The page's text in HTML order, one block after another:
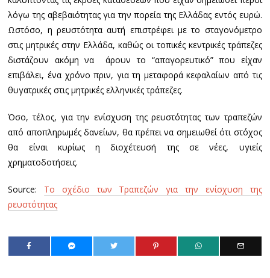
λόγω της αβεβαιότητας για την πορεία της Ελλάδας εντός ευρώ.
Ωστόσο, η ρευστότητα αυτή επιστρέφει με το σταγονόμετρο
στις μητρικές στην Ελλάδα, καθώς οι τοπικές κεντρικές τράπεζες
διστάζουν ακόμη να άρουν το “απαγορευτικό” που είχαν
επιβάλει, ένα χρόνο πριν, για τη μεταφορά κεφαλαίων από τις
θυγατρικές στις μητρικές ελληνικές τράπεζες.
Όσο, τέλος, για την ενίσχυση της ρευστότητας των τραπεζών
από αποπληρωμές δανείων, θα πρέπει να σημειωθεί ότι στόχος
θα είναι κυρίως η διοχέτευσή της σε νέες, υγιείς
χρηματοδοτήσεις.
Source: Το σχέδιο των Tραπεζών για την ενίσχυση της
ρευστότητας